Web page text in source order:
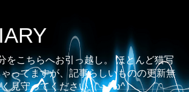
こちらへお引っ越し。 ほとんど猫写
ってますが、記事らしいものの更新無
見守ってください（；^ω^）